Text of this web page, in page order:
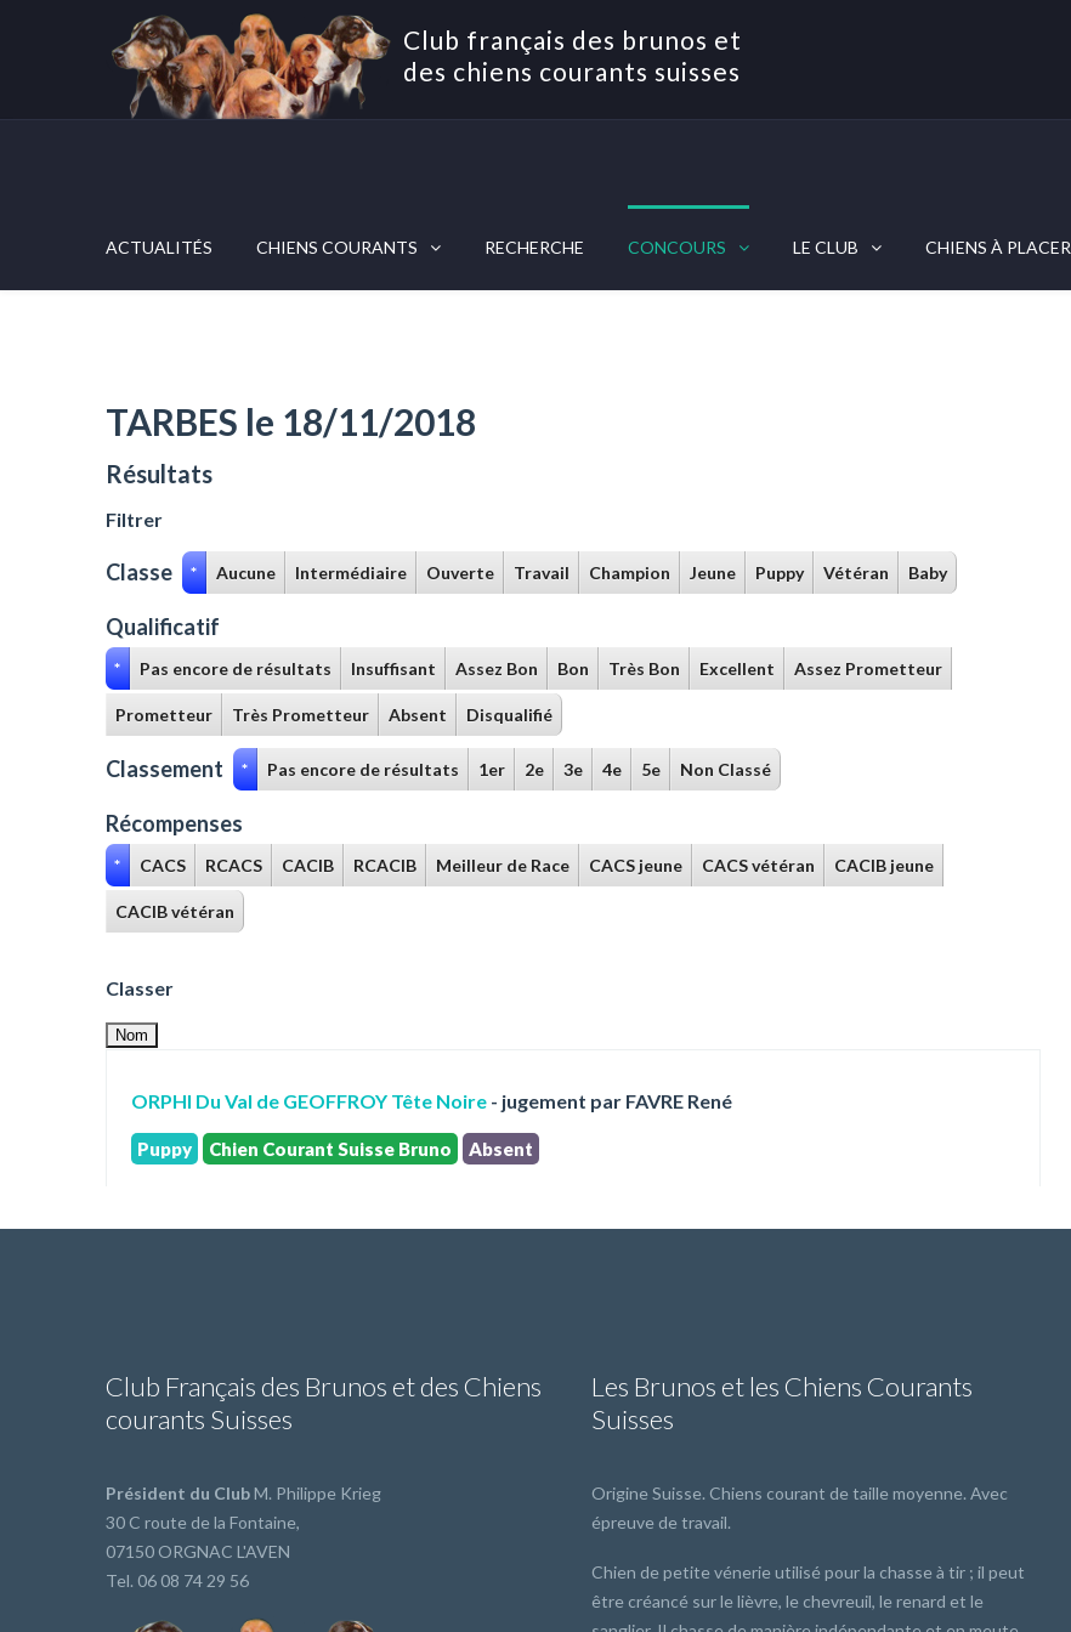
Club français des brunos et
des chiens courants suisses
ACTUALITÉS CHIENS COURANTS RECHERCHE CONCOURS LE CLUB CHIENS À PLACER
TARBES le 18/11/2018
Résultats
Filtrer
Classe * Aucune Intermédiaire Ouverte Travail Champion Jeune Puppy Vétéran Baby
Qualificatif
* Pas encore de résultats Insuffisant Assez Bon Bon Très Bon Excellent Assez Prometteur
Prometteur Très Prometteur Absent Disqualifié
Classement * Pas encore de résultats 1er 2e 3e 4e 5e Non Classé
Récompenses
* CACS RCACS CACIB RCACIB Meilleur de Race CACS jeune CACS vétéran CACIB jeune
CACIB vétéran
Classer
Nom
ORPHI Du Val de GEOFFROY Tête Noire - jugement par FAVRE René
Puppy Chien Courant Suisse Bruno Absent
Club Français des Brunos et des Chiens
courants Suisses
Président du ClubM. Philippe Krieg
30 C route de la Fontaine,
07150 ORGNAC L'AVEN
Tel. 06 08 74 29 56
Les Brunos et les Chiens Courants
Suisses
Origine Suisse. Chiens courant de taille moyenne. Avec
épreuve de travail.
Chien de petite vénerie utilisé pour la chasse à tir ; il peut
être créancé sur le lièvre, le chevreuil, le renard et le